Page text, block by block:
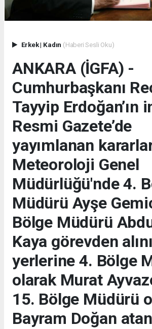
Erkek| Kadın (Haberi Sesli Oku)
ANKARA (İGFA) -
Cumhurbaşkanı
Tayyip Erdoğan’ın
Resmi Gazete’de
yayımlanan
Meteoroloji Genel
Müdürlüğü'nde 4.
Müdürü Ayşe
Bölge Müdürü
Kaya görevden
yerlerine 4. Bölge
olarak Murat
15. Bölge Müdürü
Bayram Doğan